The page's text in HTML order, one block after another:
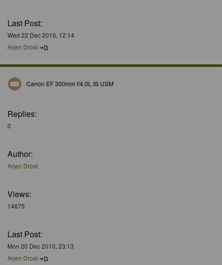
Last Post:
Wed 22 Dec 2010, 12:14
Arjen Drost
Canon EF 300mm f/4.0L IS USM
Replies:
0
Author:
Arjen Drost
Views:
14675
Last Post:
Mon 20 Dec 2010, 23:13
Arjen Drost